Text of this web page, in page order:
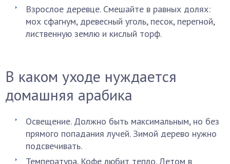
Взрослое деревце. Смешайте в равных долях:
мох сфагнум, древесный уголь, песок, перегной,
лиственную землю и кислый торф.
В каком уходе нуждается
домашняя арабика
Освещение. Должно быть максимальным, но без
прямого попадания лучей. Зимой дерево нужно
подсвечивать.
Температура. Кофе любит тепло. Летом в